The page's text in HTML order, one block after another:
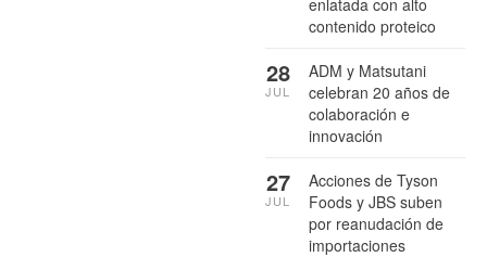
contenido proteico
ADM y Matsutani
celebran 20 años de
colaboración e
innovación
28
JUL
Acciones de Tyson
Foods y JBS suben
por reanudación de
importaciones
27
JUL